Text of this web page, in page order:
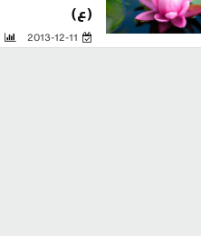
(ع)
2013-12-11